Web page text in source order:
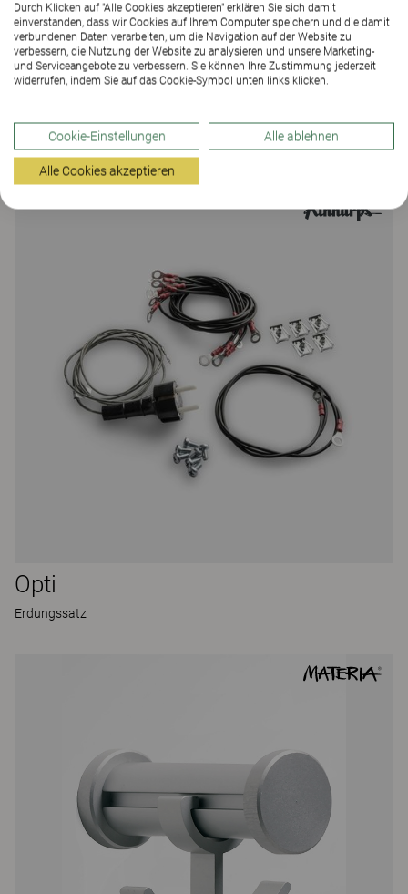
Armlehne
Opti
Erdungssatz
Durch Klicken auf "Alle Cookies akzeptieren" erklären Sie sich damit
einverstanden, dass wir Cookies auf Ihrem Computer speichern und die damit
verbundenen Daten verarbeiten, um die Navigation auf der Website zu
verbessern, die Nutzung der Website zu analysieren und unsere Marketing-
und Serviceangebote zu verbessern. Sie können Ihre Zustimmung jederzeit
widerrufen, indem Sie auf das Cookie-Symbol unten links klicken.
Cookie-Einstellungen Alle ablehnen
Alle Cookies akzeptieren